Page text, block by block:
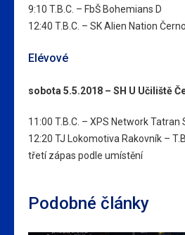
9:10 T.B.C. – FbŠ Bohemians D
12:40 T.B.C. – SK Alien Nation
Elévové
sobota 5.5.2018 – SH U Učiliště
11:00 T.B.C. – XPS Network Tatran
12:20 TJ Lokomotiva Rakovník –
třetí zápas podle umístění
Podobné články